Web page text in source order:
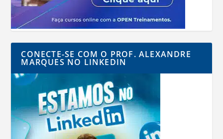
CONECTE-SE COM O PROF. ALEXANDRE
MARQUES NO LINKEDIN